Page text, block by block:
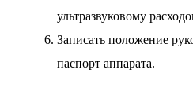
ультразвуковому
Записать положение
паспорт аппарата.